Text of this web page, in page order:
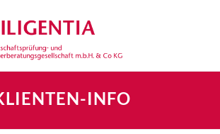
INFO